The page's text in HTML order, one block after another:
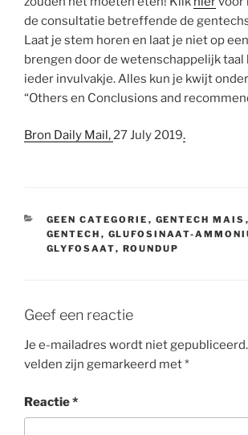
de consultatie betreffende de
Laat je stem horen en laat je niet op
brengen door de wetenschappelijk taal
ieder invulvakje. Alles kun je kwijt
“Others en Conclusions and
Bron Daily Mail,27 July 2019.
CATEGORIEËN
GEEN CATEGORIE , GENTECH MAIS ,
GENTECH , GLUFOSINAAT-
GLYFOSAAT, ROUNDUP
Geef een reactie
Je e-mailadres wordt niet gepubliceerd.
velden zijn gemarkeerd met*
Reactie*